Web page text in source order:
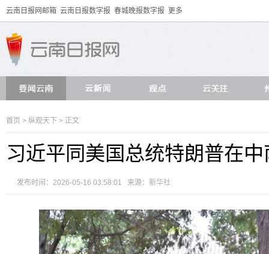
云南日报网邮箱 云南日报数字报 春城晚报数字报 更多
首页 > 纵观天下 > 正文
习近平同美国总统特朗普在
发布时间：2026-05-16 03:58:01 来源： 新华社